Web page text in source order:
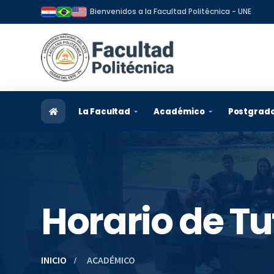
Bienvenidos a la Facultad Politécnica - UNE
La Facultad
Autoridades y Directivos
Plan Estratégico
Académico
Carreras
Docentes
Estudiantes Becas
Horario de
INICIO ACADÉMICO